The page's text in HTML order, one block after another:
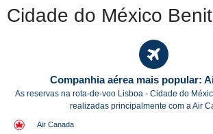
Cidade do México
Companhia aérea mais popular:
As reservas na rota-de-voo Lisboa - Cidade do
realizadas principalmente com a Air
Air Canada